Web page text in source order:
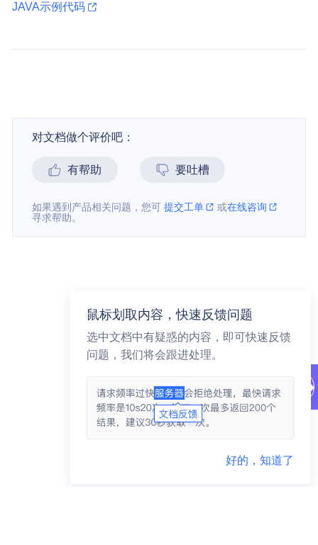
JAVA示例代码
对文档做个评价吧：
有帮助 要吐槽
如果遇到产品相关问题，您可提交工单 或在线咨询
寻求帮助。
鼠标划取内容，快速反馈问题
选中文档中有疑惑的内容，即可快速反馈
问题，我们将会跟进处理。
好的，知道了